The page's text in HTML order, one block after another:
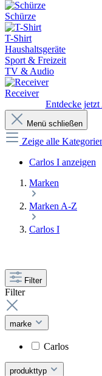
Schürze
T-Shirt
Haushaltsgeräte
Sport & Freizeit
TV & Audio
Receiver
Entdecke
Menü schließen
Zeige alle
Carlos I anzeigen
Marken
Marken A-Z
Carlos I
Filter
Filter
marke
Carlos
produkttyp